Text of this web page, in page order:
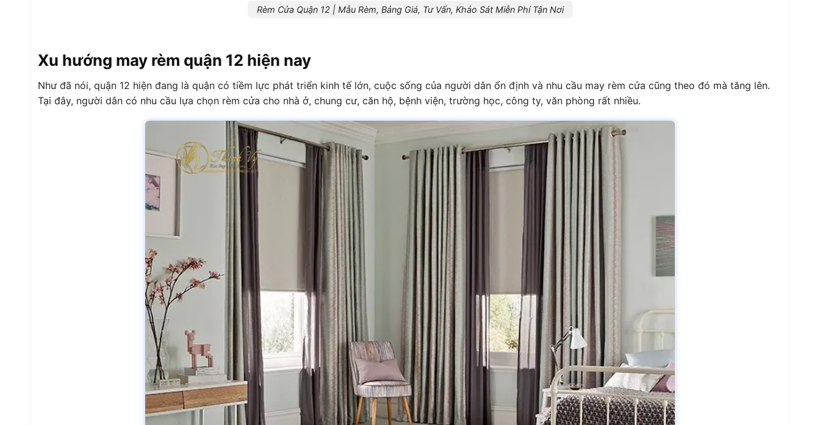
Rèm Cửa Quận 12 | Mẫu Rèm, Bảng Giá, Tư Vấn, Khảo Sát Miễn Phí Tận Nơi
Xu hướng may rèm quận 12 hiện nay
Như đã nói, quận 12 hiện đang là quận có tiềm lực phát triển kinh tế lớn, cuộc sống của người dân ổn định và nhu cầu may rèm cửa cũng theo đó mà tăng lên.
Tại đây, người dân có nhu cầu lựa chọn rèm cửa cho nhà ở, chung cư, căn hộ, bệnh viện, trường học, công ty, văn phòng rất nhiều.